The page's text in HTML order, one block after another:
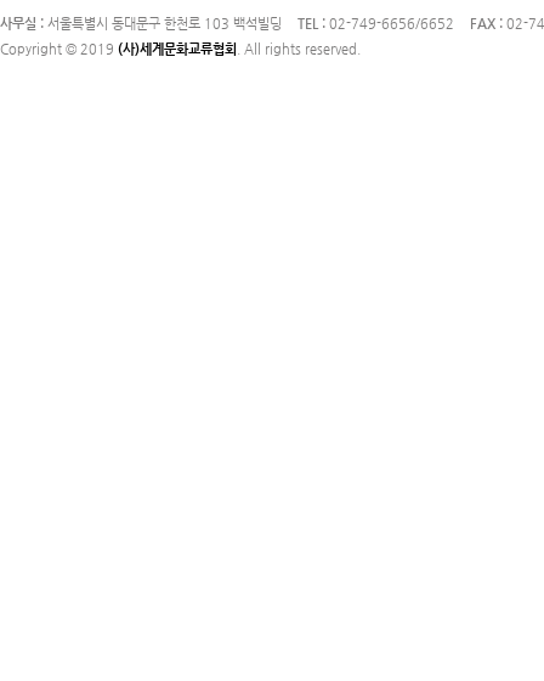
사무실 : 서울특별시 동대문구 한천로 103 백석빌딩 TEL : 02-749-6656/6652 FAX : 02-
Copyright © 2019 (사)세계문화교류협회 . All rights reserved.